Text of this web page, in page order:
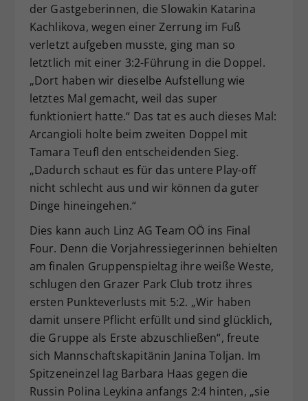
der Gastgeberinnen, die Slowakin Katarina
Kachlikova, wegen einer Zerrung im Fuß
verletzt aufgeben musste, ging man so
letztlich mit einer 3:2-Führung in die Doppel.
„Dort haben wir dieselbe Aufstellung wie
letztes Mal gemacht, weil das super
funktioniert hatte.“ Das tat es auch dieses Mal:
Arcangioli holte beim zweiten Doppel mit
Tamara Teufl den entscheidenden Sieg.
„Dadurch schaut es für das untere Play-off
nicht schlecht aus und wir können da guter
Dinge hineingehen.“
Dies kann auch Linz AG Team OÖ ins Final
Four. Denn die Vorjahressiegerinnen behielten
am finalen Gruppenspieltag ihre weiße Weste,
schlugen den Grazer Park Club trotz ihres
ersten Punkteverlusts mit 5:2. „Wir haben
damit unsere Pflicht erfüllt und sind glücklich,
die Gruppe als Erste abzuschließen“, freute
sich Mannschaftskapitänin Janina Toljan. Im
Spitzeneinzel lag Barbara Haas gegen die
Russin Polina Leykina anfangs 2:4 hinten, „sie